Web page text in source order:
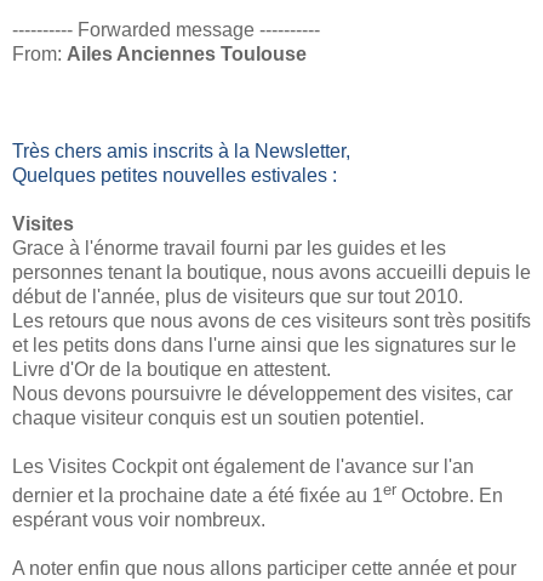
---------- Forwarded message ----------
From: Ailes Anciennes Toulouse
Très chers amis inscrits à la Newsletter,
Quelques petites nouvelles estivales :
Visites
Grace à l'énorme travail fourni par les guides et les
personnes tenant la boutique, nous avons accueilli depuis le
début de l'année, plus de visiteurs que sur tout 2010.
Les retours que nous avons de ces visiteurs sont très positifs
et les petits dons dans l'urne ainsi que les signatures sur le
Livre d'Or de la boutique en attestent.
Nous devons poursuivre le développement des visites, car
chaque visiteur conquis est un soutien potentiel.
Les Visites Cockpit ont également de l'avance sur l'an
dernier et la prochaine date a été fixée au 1er Octobre. En
espérant vous voir nombreux.
A noter enfin que nous allons participer cette année et pour